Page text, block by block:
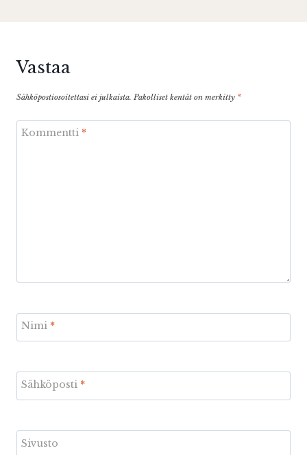
Vastaa
Sähköpostiosoitettasi ei julkaista. Pakolliset kentät on merkitty *
Kommentti *
Nimi *
Sähköposti *
Sivusto